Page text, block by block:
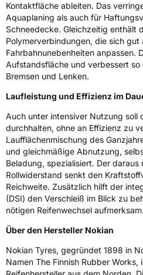
NasshaftungE
Rollgeräusch (Klasse) B
Rollgeräusch (dB)72
3PMSF / Schneeflockensymbol /
EPREL ID 2086151
Allgemeine Produktsicherheit
Herstellerkontakt Nokian Tyres
Finnland,
Kontaktfläche ableiten. Das
Aquaplaning als auch für
Schneedecke. Gleichzeitig enthält
Polymerverbindungen, die sich gut
Fahrbahnunebenheiten anpassen.
Aufstandsfläche und verbessert
Bremsen und Lenken.
Laufleistung und Effizienz im
Auch unter intensiver Nutzung soll
durchhalten, ohne an Effizienz zu
Laufflächenmischung des
und gleichmäßige Abnutzung,
Beladung, spezialisiert. Der
Rollwiderstand senkt den
Reichweite. Zusätzlich hilft der
(DSI) den Verschleiß im Blick zu
nötigen Reifenwechsel aufmerksam.
Über den Hersteller Nokian
Nokian Tyres, gegründet 1898 in
Namen The Finnish Rubber Works,